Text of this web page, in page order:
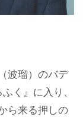
波瑠）のバデ
く』に入り、
ら来る押しの